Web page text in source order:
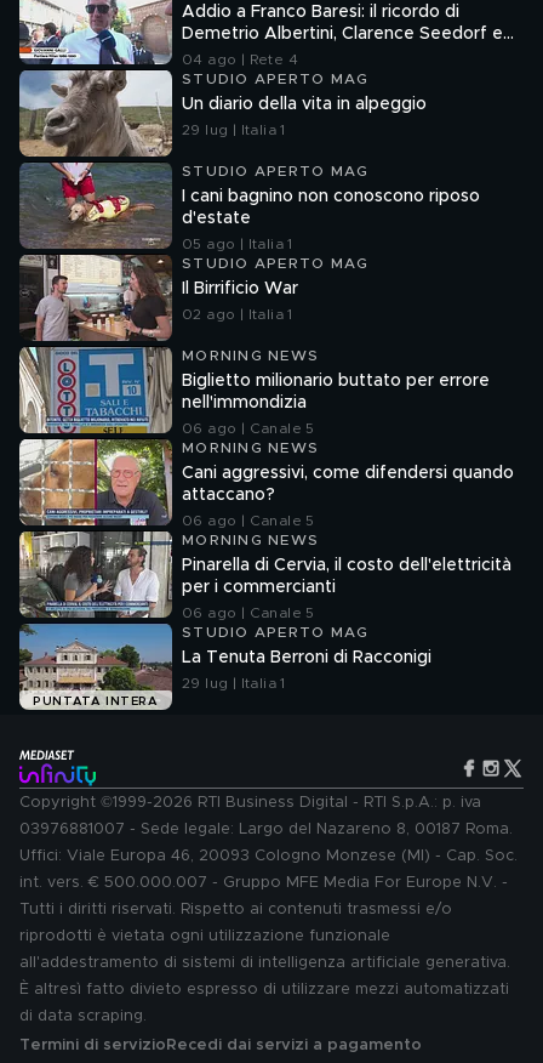
Addio a Franco Baresi: il ricordo di
Demetrio Albertini, Clarence Seedorf e
Giovanni Galli
04 ago | Rete 4
STUDIO APERTO MAG
Un diario della vita in alpeggio
29 lug | Italia 1
STUDIO APERTO MAG
I cani bagnino non conoscono riposo
d'estate
05 ago | Italia 1
STUDIO APERTO MAG
Il Birrificio War
02 ago | Italia 1
MORNING NEWS
Biglietto milionario buttato per errore
nell'immondizia
06 ago | Canale 5
MORNING NEWS
Cani aggressivi, come difendersi quando
attaccano?
06 ago | Canale 5
MORNING NEWS
Pinarella di Cervia, il costo dell'elettricità
per i commercianti
06 ago | Canale 5
PUNTATA INTERA
STUDIO APERTO MAG
La Tenuta Berroni di Racconigi
29 lug | Italia 1
Copyright ©1999-2026 RTI Business Digital - RTI S.p.A.: p. iva
03976881007 - Sede legale: Largo del Nazareno 8, 00187 Roma.
Uffici: Viale Europa 46, 20093 Cologno Monzese (MI) - Cap. Soc.
int. vers. € 500.000.007 - Gruppo MFE Media For Europe N.V. -
Tutti i diritti riservati. Rispetto ai contenuti trasmessi e/o
riprodotti è vietata ogni utilizzazione funzionale
all'addestramento di sistemi di intelligenza artificiale generativa.
È altresì fatto divieto espresso di utilizzare mezzi automatizzati
di data scraping.
Termini di servizio Recedi dai servizi a pagamento